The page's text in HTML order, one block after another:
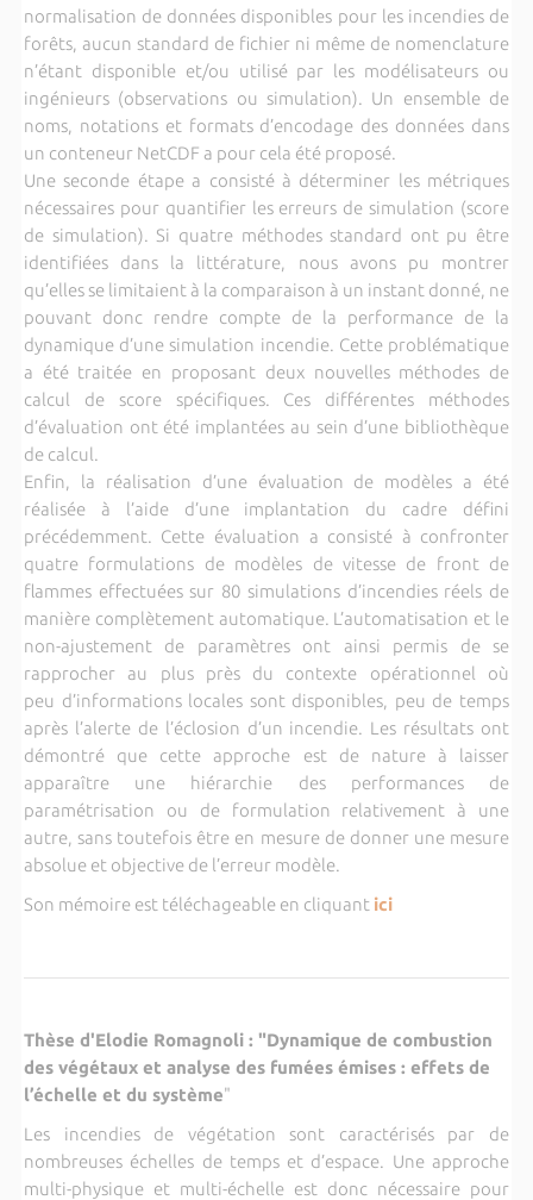
normalisation de données disponibles pour les incendies de
forêts, aucun standard de fichier ni même de nomenclature
n’étant disponible et/ou utilisé par les modélisateurs ou
ingénieurs (observations ou simulation). Un ensemble de
noms, notations et formats d’encodage des données dans
un conteneur NetCDF a pour cela été proposé.
Une seconde étape a consisté à déterminer les métriques
nécessaires pour quantifier les erreurs de simulation (score
de simulation). Si quatre méthodes standard ont pu être
identifiées dans la littérature, nous avons pu montrer
qu’elles se limitaient à la comparaison à un instant donné, ne
pouvant donc rendre compte de la performance de la
dynamique d’une simulation incendie. Cette problématique
a été traitée en proposant deux nouvelles méthodes de
calcul de score spécifiques. Ces différentes méthodes
d’évaluation ont été implantées au sein d’une bibliothèque
de calcul.
Enfin, la réalisation d’une évaluation de modèles a été
réalisée à l’aide d’une implantation du cadre défini
précédemment. Cette évaluation a consisté à confronter
quatre formulations de modèles de vitesse de front de
flammes effectuées sur 80 simulations d’incendies réels de
manière complètement automatique. L’automatisation et le
non-ajustement de paramètres ont ainsi permis de se
rapprocher au plus près du contexte opérationnel où
peu d’informations locales sont disponibles, peu de temps
après l’alerte de l’éclosion d’un incendie. Les résultats ont
démontré que cette approche est de nature à laisser
apparaître une hiérarchie des performances de
paramétrisation ou de formulation relativement à une
autre, sans toutefois être en mesure de donner une mesure
absolue et objective de l’erreur modèle.
Son mémoire est téléchageable en cliquant ici
Thèse d'Elodie Romagnoli : "Dynamique de combustion
des végétaux et analyse des fumées émises : effets de
l’échelle et du système"
Les incendies de végétation sont caractérisés par de
nombreuses échelles de temps et d’espace. Une approche
multi-physique et multi-échelle est donc nécessaire pour